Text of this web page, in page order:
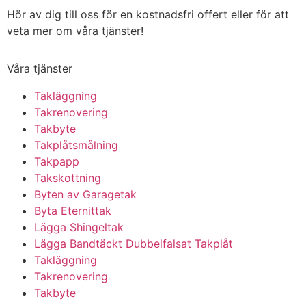
Hör av dig till oss för en kostnadsfri offert eller för att
veta mer om våra tjänster!
Våra tjänster
Takläggning
Takrenovering
Takbyte
Takplåtsmålning
Takpapp
Takskottning
Byten av Garagetak
Byta Eternittak
Lägga Shingeltak
Lägga Bandtäckt Dubbelfalsat Takplåt
Takläggning
Takrenovering
Takbyte